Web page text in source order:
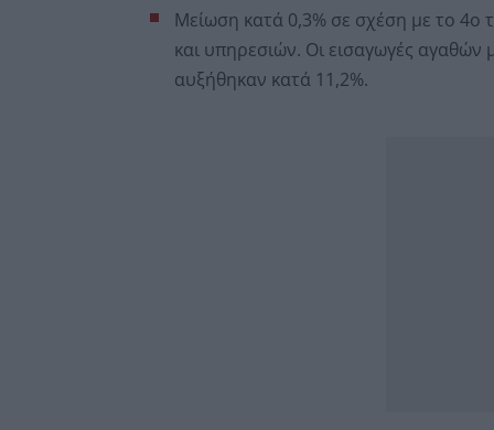
Μείωση κατά 0,3% σε σχέση με το 4o
και υπηρεσιών. Οι εισαγωγές αγαθών
αυξήθηκαν κατά 11,2%.